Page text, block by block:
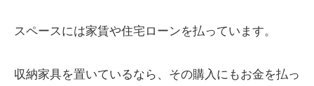
スペースには家賃や住宅ローンを払っています。
収納家具を置いているなら、その購入にもお金を払っ